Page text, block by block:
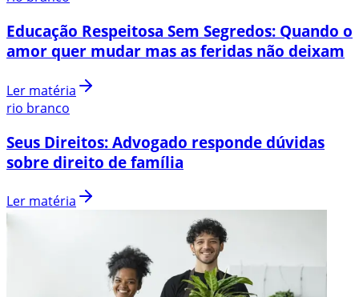
Educação Respeitosa Sem Segredos: Quando o
amor quer mudar mas as feridas não deixam
Ler matéria
rio branco
Seus Direitos: Advogado responde dúvidas
sobre direito de família
Ler matéria